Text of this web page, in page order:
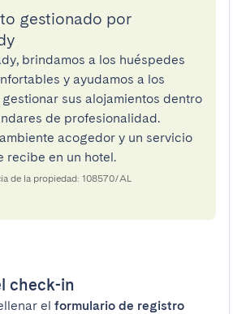
gestionado por
brindamos a los huéspedes
y ayudamos a los
sus alojamientos dentro
de profesionalidad.
acogedor y un servicio
recibe en un hotel.
de la propiedad: 108570/AL
check-in
el formulario de registro